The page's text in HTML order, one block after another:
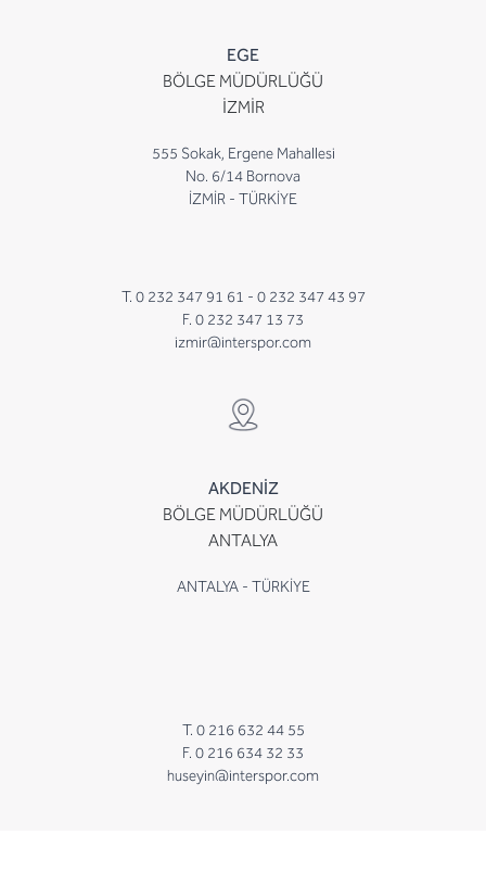
EGE
BÖLGE MÜDÜRLÜĞÜ
İZMİR
555 Sokak, Ergene Mahallesi
No. 6/14 Bornova
İZMİR - TÜRKİYE
T. 0 232 347 91 61 - 0 232 347 43 97
F. 0 232 347 13 73
izmir@interspor.com
AKDENİZ
BÖLGE MÜDÜRLÜĞÜ
ANTALYA
ANTALYA - TÜRKİYE
T. 0 216 632 44 55
F. 0 216 634 32 33
huseyin@interspor.com